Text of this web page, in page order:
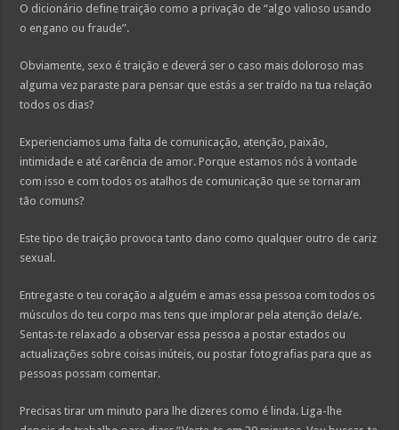
O dicionário define traição como a privação de “algo valioso usando
o engano ou fraude”.
Obviamente, sexo é traição e deverá ser o caso mais doloroso mas
alguma vez paraste para pensar que estás a ser traído na tua relação
todos os dias?
Experienciamos uma falta de comunicação, atenção, paixão,
intimidade e até carência de amor. Porque estamos nós à vontade
com isso e com todos os atalhos de comunicação que se tornaram
tão comuns?
Este tipo de traição provoca tanto dano como qualquer outro de cariz
sexual.
Entregaste o teu coração a alguém e amas essa pessoa com todos os
músculos do teu corpo mas tens que implorar pela atenção dela/e.
Sentas-te relaxado a observar essa pessoa a postar estados ou
actualizações sobre coisas inúteis, ou postar fotografias para que as
pessoas possam comentar.
Precisas tirar um minuto para lhe dizeres como é linda. Liga-lhe